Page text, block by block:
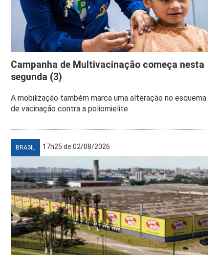
Campanha de Multivacinação começa nesta
segunda (3)
A mobilização também marca uma alteração no esquema
de vacinação contra a poliomielite
BRASIL 17h25 de 02/08/2026